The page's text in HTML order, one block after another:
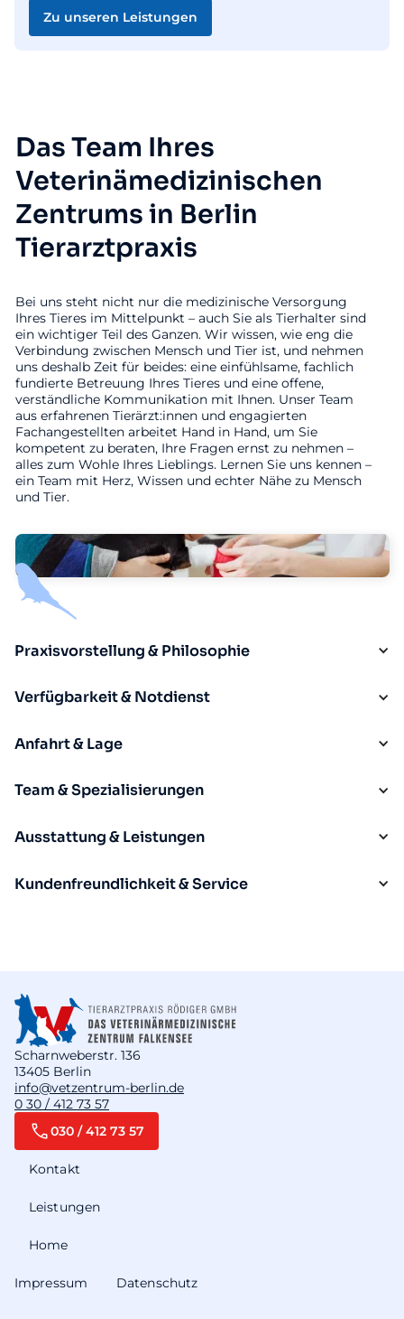
Zu unseren Leistungen
Das Team Ihres
Veterinämedizinischen
Zentrums in Berlin
Tierarztpraxis
Bei uns steht nicht nur die medizinische Versorgung
Ihres Tieres im Mittelpunkt – auch Sie als Tierhalter sind
ein wichtiger Teil des Ganzen. Wir wissen, wie eng die
Verbindung zwischen Mensch und Tier ist, und nehmen
uns deshalb Zeit für beides: eine einfühlsame, fachlich
fundierte Betreuung Ihres Tieres und eine offene,
verständliche Kommunikation mit Ihnen. Unser Team
aus erfahrenen Tierärzt:innen und engagierten
Fachangestellten arbeitet Hand in Hand, um Sie
kompetent zu beraten, Ihre Fragen ernst zu nehmen –
alles zum Wohle Ihres Lieblings. Lernen Sie uns kennen –
ein Team mit Herz, Wissen und echter Nähe zu Mensch
und Tier.
Praxisvorstellung & Philosophie
Verfügbarkeit & Notdienst
Anfahrt & Lage
Team & Spezialisierungen
Ausstattung & Leistungen
Kundenfreundlichkeit & Service
Scharnweberstr. 136
13405 Berlin
info@vetzentrum-berlin.de
0 30 / 412 73 57
Home
Leistungen
Kontakt
030 / 412 73 57
Impressum Datenschutz